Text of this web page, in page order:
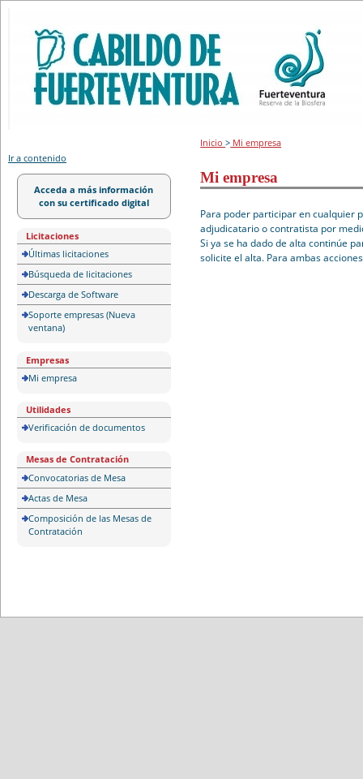
Ir a contenido
Acceda a más información
con su certificado digital
Licitaciones
Últimas licitaciones
Búsqueda de licitaciones
Descarga de Software
Soporte empresas (Nueva
ventana)
Empresas
Mi empresa
Utilidades
Verificación de documentos
Mesas de Contratación
Convocatorias de Mesa
Actas de Mesa
Composición de las Mesas de
Contratación
Inicio> Mi empresa
Mi empresa
Para poder participar en cualquier
adjudicatario o contratista por
Si ya se ha dado de alta continúe
solicite el alta. Para ambas